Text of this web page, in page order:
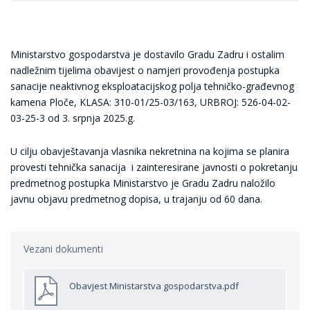
Ministarstvo gospodarstva je dostavilo Gradu Zadru i ostalim
nadležnim tijelima obavijest o namjeri provođenja postupka
sanacije neaktivnog eksploatacijskog polja tehničko-građevnog
kamena Ploče, KLASA: 310-01/25-03/163, URBROJ: 526-04-02-
03-25-3 od 3. srpnja 2025.g.
U cilju obavještavanja vlasnika nekretnina na kojima se planira
provesti tehnička sanacija i zainteresirane javnosti o pokretanju
predmetnog postupka Ministarstvo je Gradu Zadru naložilo
javnu objavu predmetnog dopisa, u trajanju od 60 dana.
Vezani dokumenti
Obavjest Ministarstva gospodarstva.pdf